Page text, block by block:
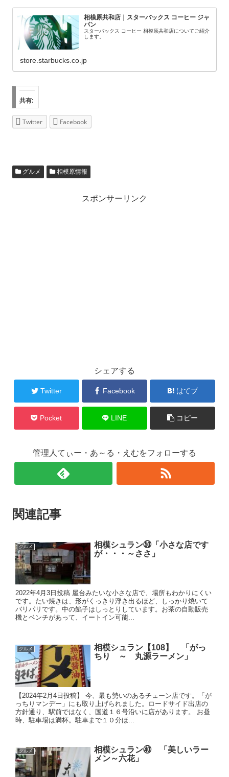
相模原共和店｜スターバックス コーヒー ジャ
パン
スターバックス コーヒー 相模原共和店についてご紹介
します。
store.starbucks.co.jp
共有:
Twitter Facebook
グルメ 相模原情報
スポンサーリンク
シェアする
Twitter Facebook はてブ
Pocket LINE コピー
管理人てぃー・あ～る・えむをフォローする
関連記事
グルメ
相模シュラン㊿「小さな店です
が・・・～ささ」
2022年4月3日投稿 屋台みたいな小さな店で、場所もわかりにくい
です。たい焼きは、形がくっきり浮き出るほど、しっかり焼いて
バリパリです。中の餡子はしっとりしています。お茶の自動販売
機とベンチがあって、イートイン可能...
グルメ
相模シュラン【108】 「がっ
ちり ～ 丸源ラーメン」
【2024年2月4日投稿】 今、最も勢いのあるチェーン店です。「が
っちりマンデー」にも取り上げられました。ロードサイド出店の
方針通り、駅前ではなく、国道１６号沿いに店があります。 お昼
時、駐車場は満杯。駐車まで１０分ほ...
グルメ
相模シュラン㊵ 「美しいラー
メン～六花」